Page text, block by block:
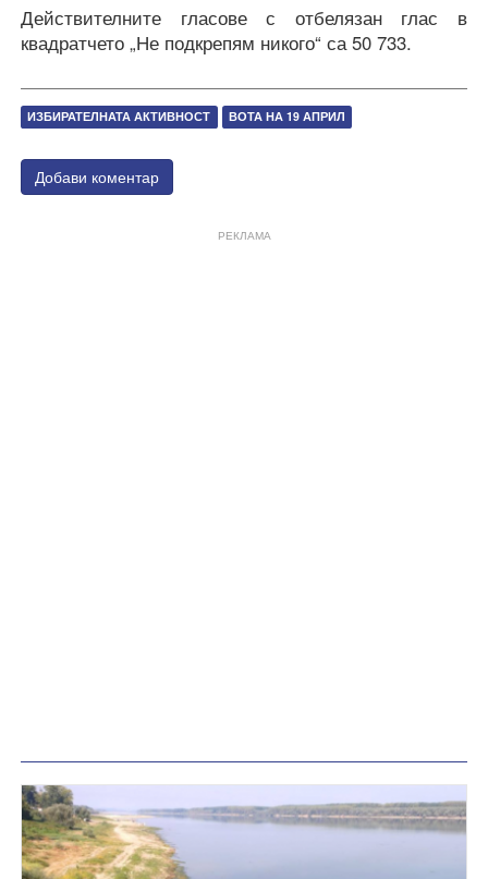
Действителните гласове с отбелязан глас в
квадратчето „Не подкрепям никого“ са 50 733.
ИЗБИРАТЕЛНАТА АКТИВНОСТ ВОТА НА 19 АПРИЛ
Добави коментар
РЕКЛАМА